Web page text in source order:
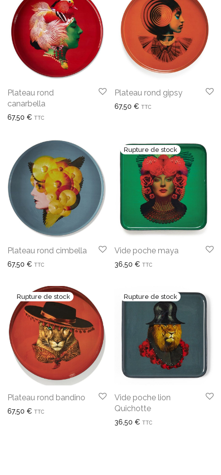
Plateau rond
canarbella
67,50 € TTC
Plateau rond gipsy
67,50 € TTC
Plateau rond cimbella
67,50 € TTC
Vide poche maya
36,50 € TTC
Plateau rond bandino
67,50 € TTC
Vide poche lion
Quichotte
36,50 € TTC